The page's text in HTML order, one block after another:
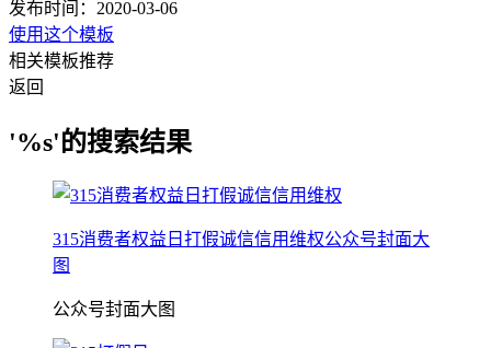
发布时间：2020-03-06
使用这个模板
相关模板推荐
返回
'%s'的搜索结果
315消费者权益日打假诚信信用维权公众号封面大
图
公众号封面大图